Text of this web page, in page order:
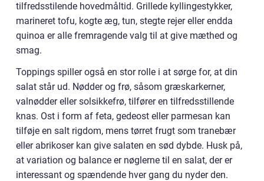
tilfredsstilende hovedmåltid. Grillede kyllingestykker,
marineret tofu, kogte æg, tun, stegte rejer eller endda
quinoa er alle fremragende valg til at give mæthed og
smag.
Toppings spiller også en stor rolle i at sørge for, at din
salat står ud. Nødder og frø, såsom græskarkerner,
valnødder eller solsikkefrø, tilfører en tilfredsstillende
knas. Ost i form af feta, gedeost eller parmesan kan
tilføje en salt rigdom, mens tørret frugt som tranebær
eller abrikoser kan give salaten en sød dybde. Husk på,
at variation og balance er nøglerne til en salat, der er
interessant og spændende hver gang du nyder den.